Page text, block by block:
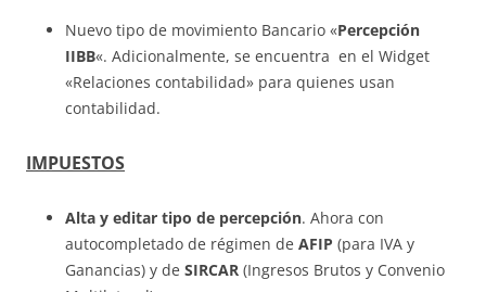
Nuevo tipo de movimiento Bancario «Percepción
IIBB«. Adicionalmente, se encuentra en el Widget
«Relaciones contabilidad» para quienes usan
contabilidad.
IMPUESTOS
Alta y editar tipo de percepción. Ahora con
autocompletado de régimen de AFIP (para IVA y
Ganancias) y de SIRCAR (Ingresos Brutos y Convenio